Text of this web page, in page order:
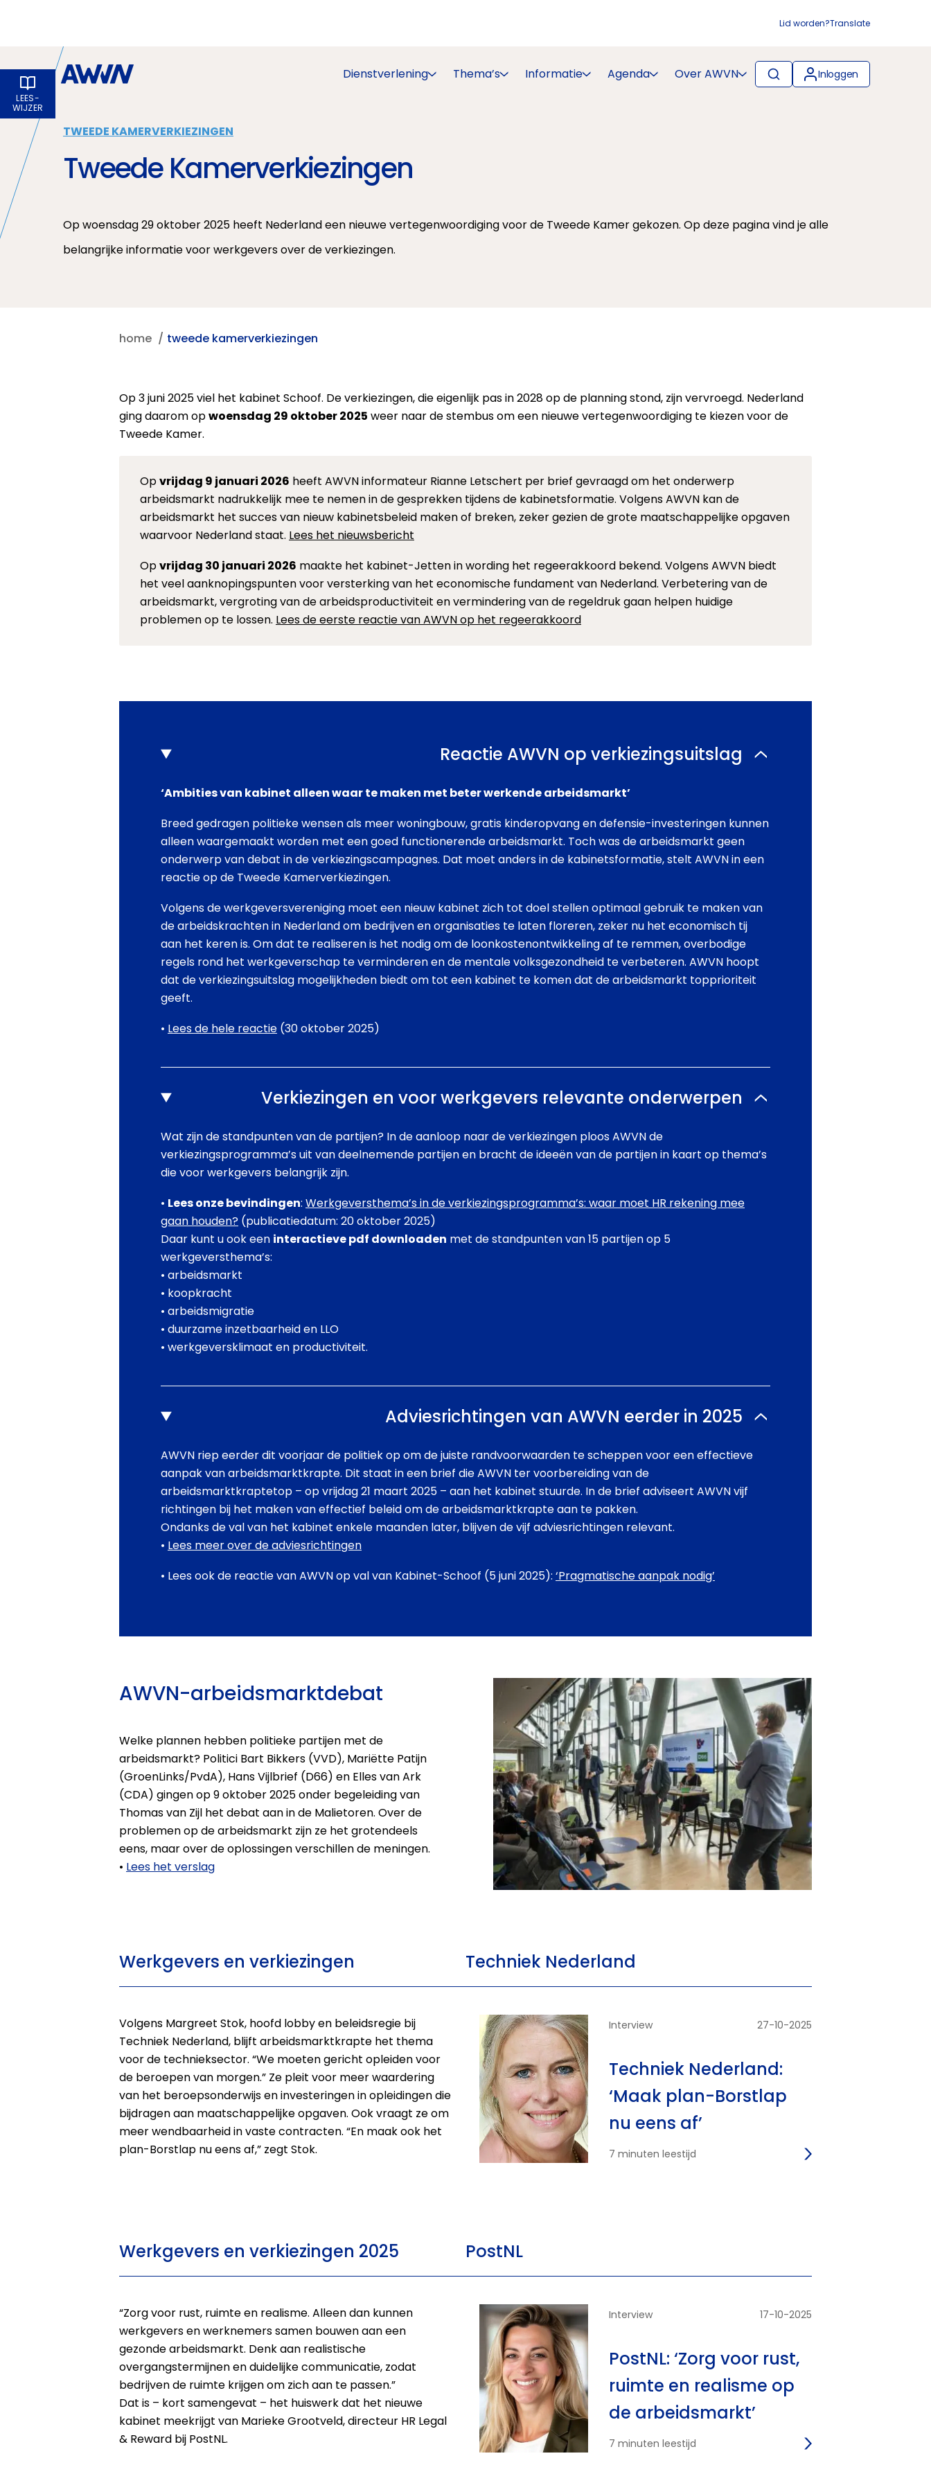
Lid worden?Translate
Dienstverlening Thema’s Informatie Agenda Over AWVN Inloggen
TWEEDE KAMERVERKIEZINGEN
Tweede Kamerverkiezingen
Op woensdag 29 oktober 2025 heeft Nederland een nieuwe vertegenwoordiging voor de Tweede Kamer gekozen. Op deze pagina vind je alle
belangrijke informatie voor werkgevers over de verkiezingen.
home tweede kamerverkiezingen
LEES­
WIJZER
Op 3 juni 2025 viel het kabinet Schoof. De verkiezingen, die eigenlijk pas in 2028 op de planning stond, zijn vervroegd. Nederland
ging daarom opwoensdag 29 oktober 2025 weer naar de stembus om een nieuwe vertegenwoordiging te kiezen voor de
Tweede Kamer.
Opvrijdag 9 januari 2026 heeft AWVN informateur Rianne Letschert per brief gevraagd om het onderwerp
arbeidsmarkt nadrukkelijk mee te nemen in de gesprekken tijdens de kabinetsformatie. Volgens AWVN kan de
arbeidsmarkt het succes van nieuw kabinetsbeleid maken of breken, zeker gezien de grote maatschappelijke opgaven
waarvoor Nederland staat. Lees het nieuwsbericht
Opvrijdag 30 januari 2026 maakte het kabinet-Jetten in wording het regeerakkoord bekend. Volgens AWVN biedt
het veel aanknopingspunten voor versterking van het economische fundament van Nederland. Verbetering van de
arbeidsmarkt, vergroting van de arbeidsproductiviteit en vermindering van de regeldruk gaan helpen huidige
problemen op te lossen. Lees de eerste reactie van AWVN op het regeerakkoord
Reactie AWVN op verkiezingsuitslag
‘Ambities van kabinet alleen waar te maken met beter werkende arbeidsmarkt’
Breed gedragen politieke wensen als meer woningbouw, gratis kinderopvang en defensie-investeringen kunnen
alleen waargemaakt worden met een goed functionerende arbeidsmarkt. Toch was de arbeidsmarkt geen
onderwerp van debat in de verkiezingscampagnes. Dat moet anders in de kabinetsformatie, stelt AWVN in een
reactie op de Tweede Kamerverkiezingen.
Volgens de werkgeversvereniging moet een nieuw kabinet zich tot doel stellen optimaal gebruik te maken van
de arbeidskrachten in Nederland om bedrijven en organisaties te laten floreren, zeker nu het economisch tij
aan het keren is. Om dat te realiseren is het nodig om de loonkostenontwikkeling af te remmen, overbodige
regels rond het werkgeverschap te verminderen en de mentale volksgezondheid te verbeteren. AWVN hoopt
dat de verkiezingsuitslag mogelijkheden biedt om tot een kabinet te komen dat de arbeidsmarkt topprioriteit
geeft.
• Lees de hele reactie (30 oktober 2025)
Verkiezingen en voor werkgevers relevante onderwerpen
Wat zijn de standpunten van de partijen? In de aanloop naar de verkiezingen ploos AWVN de
verkiezingsprogramma’s uit van deelnemende partijen en bracht de ideeën van de partijen in kaart op thema’s
die voor werkgevers belangrijk zijn.
• Lees onze bevindingen: Werkgeversthema’s in de verkiezingsprogramma’s: waar moet HR rekening mee
gaan houden? (publicatiedatum: 20 oktober 2025)
Daar kunt u ook een interactieve pdf downloaden met de standpunten van 15 partijen op 5
werkgeversthema’s:
• arbeidsmarkt
• koopkracht
• arbeidsmigratie
• duurzame inzetbaarheid en LLO
• werkgeversklimaat en productiviteit.
Adviesrichtingen van AWVN eerder in 2025
AWVN riep eerder dit voorjaar de politiek op om de juiste randvoorwaarden te scheppen voor een effectieve
aanpak van arbeidsmarktkrapte. Dit staat in een brief die AWVN ter voorbereiding van de
arbeidsmarktkraptetop – op vrijdag 21 maart 2025 – aan het kabinet stuurde. In de brief adviseert AWVN vijf
richtingen bij het maken van effectief beleid om de arbeidsmarktkrapte aan te pakken.
Ondanks de val van het kabinet enkele maanden later, blijven de vijf adviesrichtingen relevant.
• Lees meer over de adviesrichtingen
• Lees ook de reactie van AWVN op val van Kabinet-Schoof (5 juni 2025): ‘Pragmatische aanpak nodig’
AWVN-arbeidsmarktdebat
Welke plannen hebben politieke partijen met de
arbeidsmarkt? Politici Bart Bikkers (VVD), Mariëtte Patijn
(GroenLinks/PvdA), Hans Vijlbrief (D66) en Elles van Ark
(CDA) gingen op 9 oktober 2025 onder begeleiding van
Thomas van Zijl het debat aan in de Malietoren. Over de
problemen op de arbeidsmarkt zijn ze het grotendeels
eens, maar over de oplossingen verschillen de meningen.
• Lees het verslag
Werkgevers en verkiezingen Techniek Nederland
Volgens Margreet Stok, hoofd lobby en beleidsregie bij
Techniek Nederland, blijft arbeidsmarktkrapte het thema
voor de technieksector. “We moeten gericht opleiden voor
de beroepen van morgen.” Ze pleit voor meer waardering
van het beroepsonderwijs en investeringen in opleidingen die
bijdragen aan maatschappelijke opgaven. Ook vraagt ze om
meer wendbaarheid in vaste contracten. “En maak ook het
plan-Borstlap nu eens af,” zegt Stok.
Techniek Nederland:
‘Maak plan-Borstlap
nu eens af’
Interview 27-10-2025
7 minuten leestijd
Werkgevers en verkiezingen 2025 PostNL
“Zorg voor rust, ruimte en realisme. Alleen dan kunnen
werkgevers en werknemers samen bouwen aan een
gezonde arbeidsmarkt. Denk aan realistische
overgangstermijnen en duidelijke communicatie, zodat
bedrijven de ruimte krijgen om zich aan te passen.”
Dat is – kort samengevat – het huiswerk dat het nieuwe
kabinet meekrijgt van Marieke Grootveld, directeur HR Legal
& Reward bij PostNL.
PostNL: ‘Zorg voor rust,
ruimte en realisme op
de arbeidsmarkt’
Interview 17-10-2025
7 minuten leestijd